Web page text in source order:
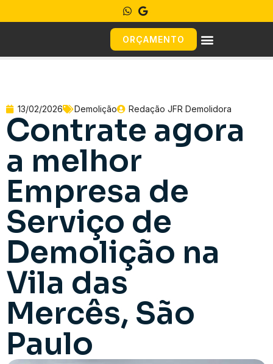
ORÇAMENTO
13/02/2026 Demolição Redação JFR Demolidora
Contrate agora
a melhor
Empresa de
Serviço de
Demolição na
Vila das
Mercês, São
Paulo